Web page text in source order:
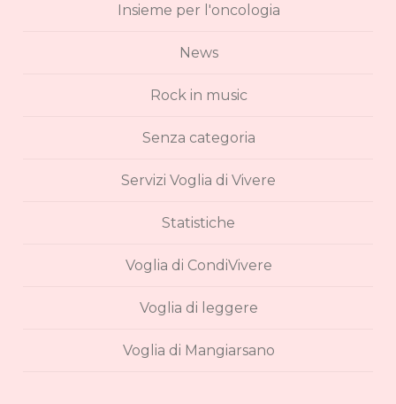
Insieme per l'oncologia
News
Rock in music
Senza categoria
Servizi Voglia di Vivere
Statistiche
Voglia di CondiVivere
Voglia di leggere
Voglia di Mangiarsano